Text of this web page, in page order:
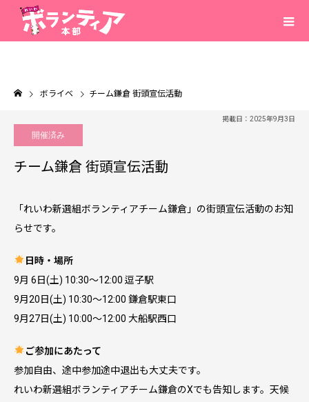
ボライベ チーム鎌倉 街頭宣伝活動
掲載日：2025年9月3日
開催済み
チーム鎌倉 街頭宣伝活動
「れいわ新選組ボランティアチーム鎌倉」の街頭宣伝活動のお知
らせです。
日時・場所
9月 6日(土) 10:30〜12:00 逗子駅
9月20日(土) 10:30〜12:00 鎌倉駅東口
9月27日(土) 10:00〜12:00 大船駅西口
ご参加にあたって
参加自由、途中参加途中退出も大丈夫です。
れいわ新選組ボランティアチーム鎌倉のXでも告知します。天候